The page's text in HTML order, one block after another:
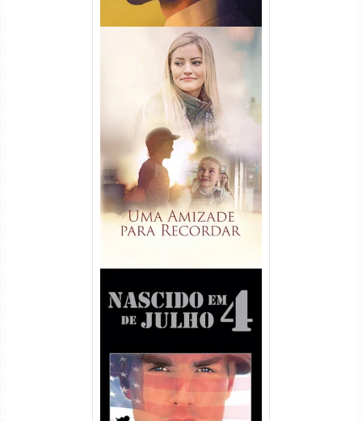
Uma Amizade para Recordar
Torrent (2025) WEB-DL 1080p
Dual Áudio
Nascido em 4 de Julho
Torrent (1989) WEB-DL 1080p
Dual Áudio